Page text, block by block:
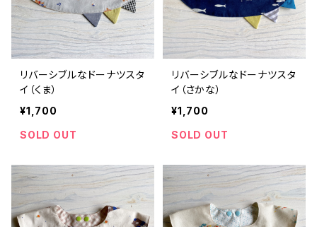
リバーシブルなドーナツスタ
イ（くま）
¥1,700
SOLD OUT
リバーシブルなドーナツスタ
イ（さかな）
¥1,700
SOLD OUT